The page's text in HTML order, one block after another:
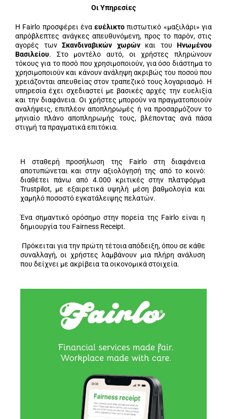
Οι Υπηρεσίες
Η Fairlo προσφέρει έναευέλικτοπιστωτικό «μαξιλάρι» για
απρόβλεπτες ανάγκες απευθυνόμενη, προς το παρόν, στις
αγορές των Σκανδιναβικών χωρώνκαι του Ηνωμένου
Βασιλείου. Στο μοντέλο αυτό, οι χρήστες πληρώνουν
τόκους για το ποσό που χρησιμοποιούν, για όσο διάστημα το
χρησιμοποιούν και κάνουν ανάληψη ακριβώς του ποσού που
χρειάζονται απευθείας στον τραπεζικό τους λογαριασμό. Η
υπηρεσία έχει σχεδιαστεί με βασικές αρχές την ευελιξία
και την διαφάνεια. Οι χρήστες μπορούν να πραγματοποιούν
αναλήψεις, επιπλέον αποπληρωμές ή να προσαρμόζουν το
μηνιαίο πλάνο αποπληρωμής τους, βλέποντας ανά πάσα
στιγμή τα πραγματικά επιτόκια.
Η σταθερή προσήλωση της Fairlo στη διαφάνεια
αποτυπώνεται και στην αξιολόγησή της από το κοινό:
διαθέτει πάνω από 4.000 κριτικές στην πλατφόρμα
Trustpilot, με εξαιρετικά υψηλή μέση βαθμολογία και
χαμηλό ποσοστό εγκατάλειψης πελατών.
Ένα σημαντικό ορόσημο στην πορεία της Fairlo είναι η
δημιουργία του Fairness Receipt.
Πρόκειται για την πρώτη τέτοια απόδειξη, όπου σε κάθε
συναλλαγή, οι χρήστες λαμβάνουν μια πλήρη ανάλυση
που δείχνει με ακρίβεια τα οικονομικά στοιχεία.